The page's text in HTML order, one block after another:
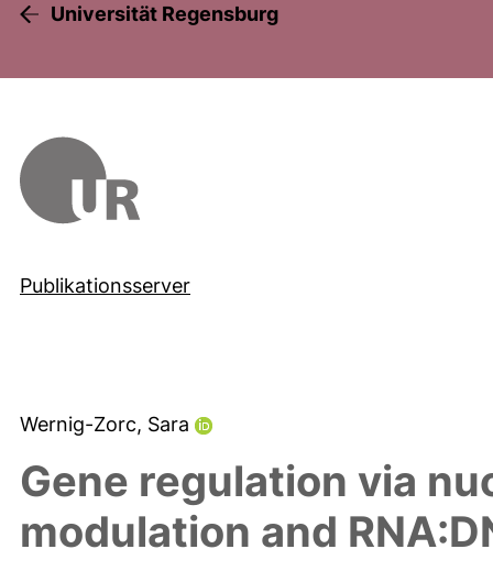
Universität Regensburg
Publikationsserver
Wernig-Zorc, Sara
Gene regulation via
modulation and